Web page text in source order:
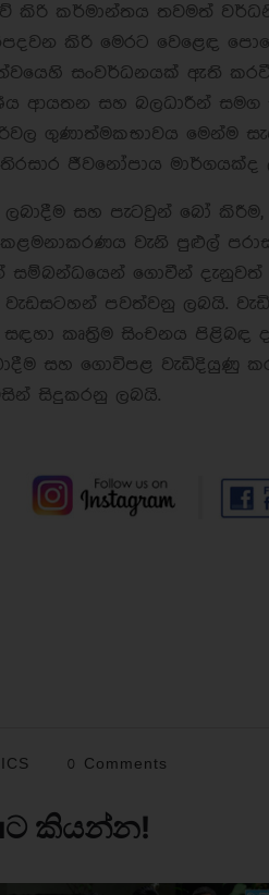
කිරි කර්මාන්තය තවමත්
කිරි මෙරට වෙළෙඳ
සංවර්ධනයක් ඇති
ආයතන සහ බලධාරීන් සමග
ගුණාත්මකභාවය මෙන්ම
ජීවනෝපාය මාර්ගයක්ද
සහ පැටවුන් බෝ
වැනි පුළුල්
සම්බන්ධයෙන් ගොවීන්
වැඩසටහන් පවත්වනු ලබයි.
කෘත්‍රිම සිංචනය
සහ ගොවිපළ වැඩිදියුණු
සිදුකරනු ලබයි.
0 Comments